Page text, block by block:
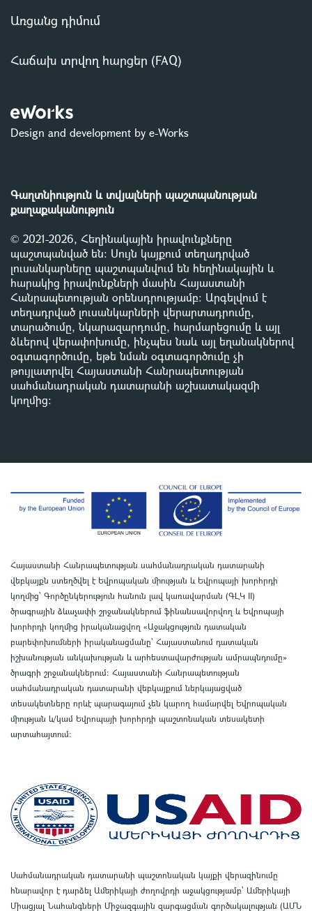
Առցանց դիմում
Հաճախ տրվող հարցեր (FAQ)
Design and development by e-Works
Գաղտնիություն և տվյալների պաշտպանության
քաղաքականություն
© 2021-2026, Հեղինակային իրավունքները
պաշտպանված են: Սույն կայքում տեղադրված
լուսանկարները պաշտպանվում են հեղինակային և
հարակից իրավունքների մասին Հայաստանի
Հանրապետության օրենսդրությամբ: Արգելվում է
տեղադրված լուսանկարների վերարտադրումը,
տարածումը, նկարազարդումը, հարմարեցումը և այլ
ձևերով վերափոխումը, ինչպես նաև այլ եղանակներով
օգտագործումը, եթե նման օգտագործումը չի
թույլատրվել Հայաստանի Հանրապետության
սահմանադրական դատարանի աշխատակազմի
կողմից:
Հայաստանի Հանրապետության սահմանադրական դատարանի
վեբկայքն ստեղծվել է Եվրոպական միության և Եվրոպայի խորհրդի
կողմից՝ Գործընկերություն հանուն լավ կառավարման (ԳԼԿ II)
ծրագրային ձևաչափի շրջանակներում ֆինանսավորվող և Եվրոպայի
խորհրդի կողմից իրականացվող «Աջակցություն դատական
բարեփոխումների իրականացմանը` Հայաստանում դատական
իշխանության անկախության և արհեստավարժության ամրապնդումը»
ծրագրի շրջանակներում: Հայաստանի Հանրապետության
սահմանադրական դատարանի վեբկայքում ներկայացված
տեսակետները որևէ պարագայում չեն կարող համարվել Եվրոպական
միության և/կամ Եվրոպայի խորհրդի պաշտոնական տեսակետի
արտահայտում:
Սահմանադրական դատարանի պաշտոնական կայքի վերազինումը
հնարավոր է դարձել Ամերիկայի ժողովրդի աջակցությամբ՝ Ամերիկայի
Միացյալ Նահանգների Միջազգային զարգացման գործակալության (ԱՄՆ